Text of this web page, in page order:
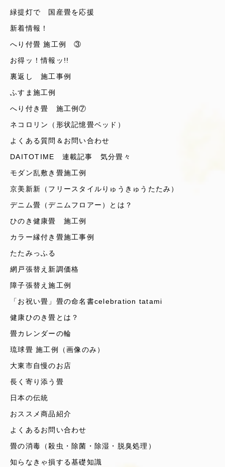
緑提灯で 国産畳を応援
新着情報！
へり付畳 施工例 ③
お得ッ！情報ッ!!
裏返し 施工事例
ふすま施工例
へり付き畳 施工例⑦
ネコロリン（形状記憶畳ベッド）
よくある質問＆お問い合わせ
DAITOTIME 連載記事 気分畳々
モダン乱敷き畳施工例
京美新新（フリースタイルりゅうきゅうたたみ）
デニム畳（デニムフロアー）とは？
ひのき健康畳 施工例
カラー縁付き畳施工事例
たたみっふる
網戸張替え新調価格
障子張替え施工例
「お祝い畳」畳の命名書celebration tatami
健康ひのき畳とは？
畳カレンダーの輪
琉球畳 施工例（画像のみ）
大東市自慢のお店
長く寄り添う畳
日本の伝統
おススメ商品紹介
よくあるお問い合わせ
畳の消毒（殺虫・除菌・除湿・脱臭処理）
知らなきゃ損する基礎知識